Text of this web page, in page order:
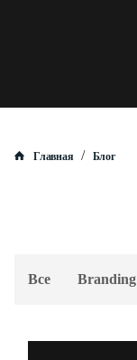
Главная / Блог
Все Branding